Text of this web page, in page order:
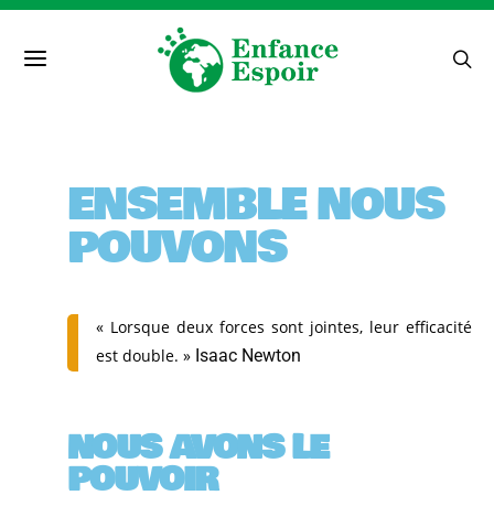
ENSEMBLE NOUS
POUVONS
« Lorsque deux forces sont jointes, leur efficacité
est double. » Isaac Newton
NOUS AVONS LE
POUVOIR